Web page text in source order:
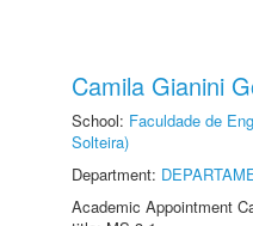
Camila Gianini
School: Faculdade de
Solteira)
Department:
Academic Appointment